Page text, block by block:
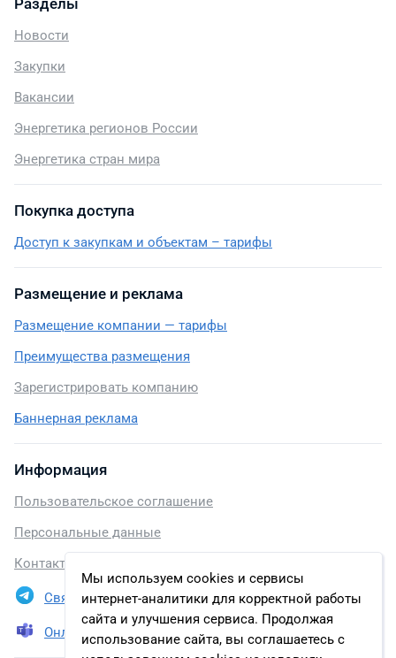
Мы используем cookies и сервисы
интернет-аналитики для корректной работы
сайта и улучшения сервиса. Продолжая
использование сайта, вы соглашаетесь с
Разделы
Новости
Закупки
Вакансии
Энергетика регионов России
Энергетика стран мира
Покупка доступа
Доступ к закупкам и объектам – тарифы
Размещение и реклама
Размещение компании — тарифы
Преимущества размещения
Зарегистрировать компанию
Баннерная реклама
Информация
Пользовательское соглашение
Персональные данные
Контакты
Связаться в Telegram
Онлайн презентация